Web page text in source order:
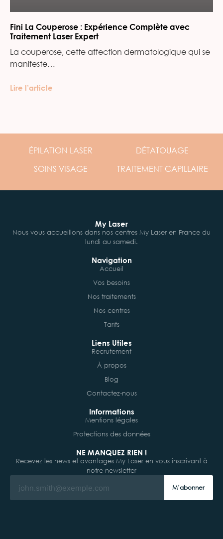
Fini La Couperose : Expérience Complète avec
Traitement Laser Expert
La couperose, cette affection dermatologique qui se
manifeste…
Lire l’article
ÉPILATION LASER
DÉTATOUAGE
SOINS VISAGE TRAITEMENT CAPILLAIRE
My Laser
Nous vous accueillons dans nos centres My Laser en France du
lundi au samedi.
Navigation
Accueil
Vos besoins
Nos traitements
Nos centres
Tarifs
Liens Utiles
Recrutement
À propos
Blog
Contactez-nous
Informations
Mentions légales
Protections des données
NE MANQUEZ RIEN !
Recevez les news et avantages My Laser en vous inscrivant à
notre newsletter
M’abonner